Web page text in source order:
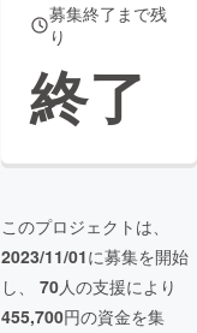
募集終了まで残
り
終了
このプロジェクトは、
2023/11/01に募集を開始
し、 70人の支援により
455,700円の資金を集